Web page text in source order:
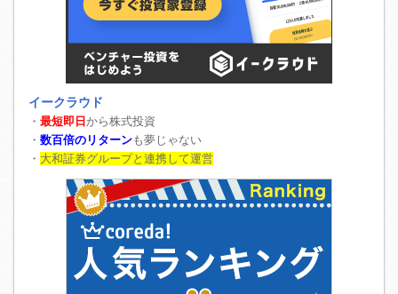
イークラウド
・ 最短即日 から株式投資
・ 数百倍のリターンも夢じゃない
・ 大和証券グループと連携して運営